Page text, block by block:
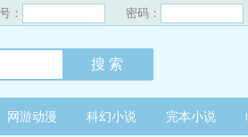
： 密码：
网游动漫 科幻小说 完本小说